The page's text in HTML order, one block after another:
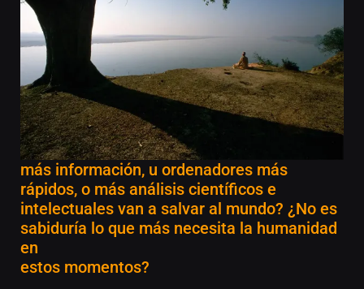
más información, u ordenadores más
rápidos, o más análisis científicos e
intelectuales van a salvar al mundo? ¿No es
sabiduría lo que más necesita la humanidad
en
estos momentos?